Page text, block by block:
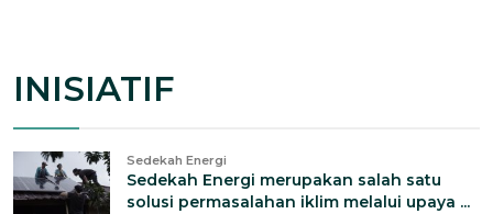
INISIATIF
Sedekah Energi
Sedekah Energi merupakan salah satu
solusi permasalahan iklim melalui upaya ...